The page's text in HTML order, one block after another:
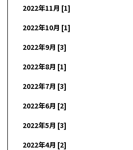
2022年11月 [1]
2022年10月 [1]
2022年9月 [3]
2022年8月 [1]
2022年7月 [3]
2022年6月 [2]
2022年5月 [3]
2022年4月 [2]